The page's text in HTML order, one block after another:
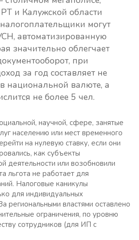
и Калужской области
могут
автоматизированную
значительно облегчает
при
за год составляет не
национальной валюте, а
не более 5 чел.
научной, сфере, занятые
населению или мест временного
на нулевую ставку, если они
как субъекты
деятельности или возобновили
льгота не работает для
Налоговые каникулы
для индивидуальных
региональными властями оставлено
ограничения, по уровню
сотрудников (для ИП с